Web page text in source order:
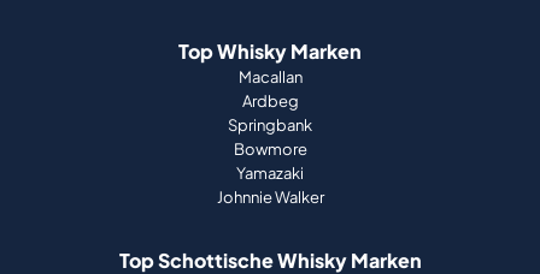
Top Whisky Marken
Macallan
Ardbeg
Springbank
Bowmore
Yamazaki
Johnnie Walker
Top Schottische Whisky Marken